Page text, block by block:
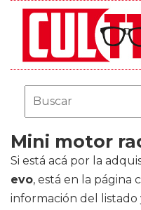
Mini motor
Si está acá por la
evo, está en la página
información del listado